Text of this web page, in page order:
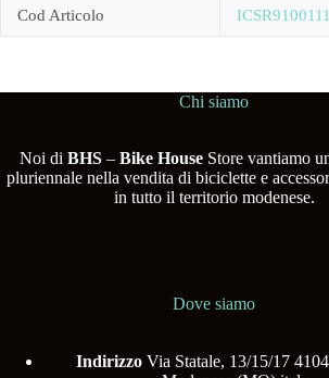
Cod Articolo
Chi siamo
Noi di BHS– Bike HouseStore vantiamo
pluriennale nella vendita di biciclette e
in tutto il territorio modenese.
Dove siamo
Indirizzo Via Statale, 13/15/17